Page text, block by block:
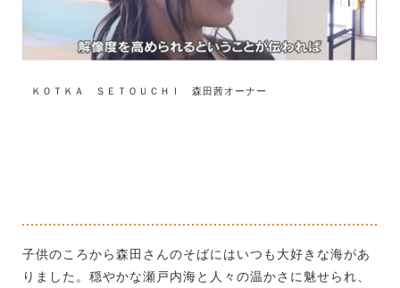
ＫＯＴＫＡ ＳＥＴＯＵＣＨＩ 森田茜オーナー
子供のころから森田さんのそばにはいつも大好きな海があ
りました。穏やかな瀬戸内海と人々の温かさに魅せられ、